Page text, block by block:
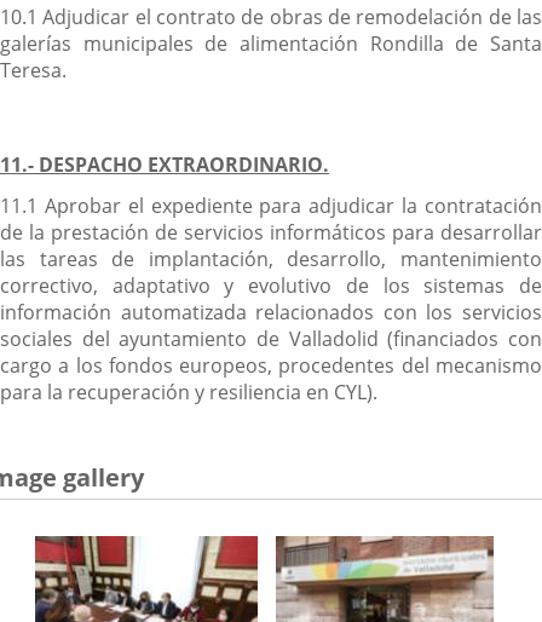
10.1 Adjudicar el contrato de obras de remodelación de las
galerías municipales de alimentación Rondilla de Santa
Teresa.
11.- DESPACHO EXTRAORDINARIO.
11.1 Aprobar el expediente para adjudicar la contratación
de la prestación de servicios informáticos para desarrollar
las tareas de implantación, desarrollo, mantenimiento
correctivo, adaptativo y evolutivo de los sistemas de
información automatizada relacionados con los servicios
sociales del ayuntamiento de Valladolid (financiados con
cargo a los fondos europeos, procedentes del mecanismo
para la recuperación y resiliencia en CYL).
gallery